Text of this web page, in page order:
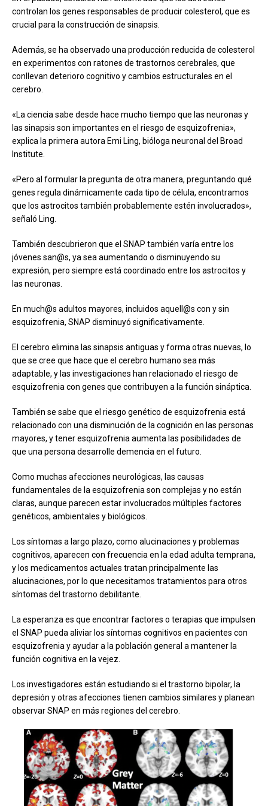
controlan los genes responsables de producir colesterol, que es
crucial para la construcción de sinapsis.
Además, se ha observado una producción reducida de colesterol
en experimentos con ratones de trastornos cerebrales, que
conllevan deterioro cognitivo y cambios estructurales en el
cerebro.
«La ciencia sabe desde hace mucho tiempo que las neuronas y
las sinapsis son importantes en el riesgo de esquizofrenia»,
explica la primera autora Emi Ling, bióloga neuronal del Broad
Institute.
«Pero al formular la pregunta de otra manera, preguntando qué
genes regula dinámicamente cada tipo de célula, encontramos
que los astrocitos también probablemente estén involucrados»,
señaló Ling.
También descubrieron que el SNAP también varía entre los
jóvenes san@s, ya sea aumentando o disminuyendo su
expresión, pero siempre está coordinado entre los astrocitos y
las neuronas.
En much@s adultos mayores, incluidos aquell@s con y sin
esquizofrenia, SNAP disminuyó significativamente.
El cerebro elimina las sinapsis antiguas y forma otras nuevas, lo
que se cree que hace que el cerebro humano sea más
adaptable, y las investigaciones han relacionado el riesgo de
esquizofrenia con genes que contribuyen a la función sináptica.
También se sabe que el riesgo genético de esquizofrenia está
relacionado con una disminución de la cognición en las personas
mayores, y tener esquizofrenia aumenta las posibilidades de
que una persona desarrolle demencia en el futuro.
Como muchas afecciones neurológicas, las causas
fundamentales de la esquizofrenia son complejas y no están
claras, aunque parecen estar involucrados múltiples factores
genéticos, ambientales y biológicos.
Los síntomas a largo plazo, como alucinaciones y problemas
cognitivos, aparecen con frecuencia en la edad adulta temprana,
y los medicamentos actuales tratan principalmente las
alucinaciones, por lo que necesitamos tratamientos para otros
síntomas del trastorno debilitante.
La esperanza es que encontrar factores o terapias que impulsen
el SNAP pueda aliviar los síntomas cognitivos en pacientes con
esquizofrenia y ayudar a la población general a mantener la
función cognitiva en la vejez.
Los investigadores están estudiando si el trastorno bipolar, la
depresión y otras afecciones tienen cambios similares y planean
observar SNAP en más regiones del cerebro.